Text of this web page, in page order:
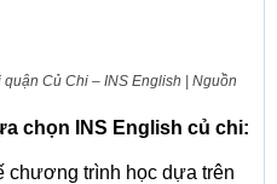
Củ Chi – INS English | Nguồn
chọn INS English củ chi:
chương trình học dựa trên